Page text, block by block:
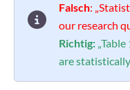
Falsch:
our research
Richtig:
are